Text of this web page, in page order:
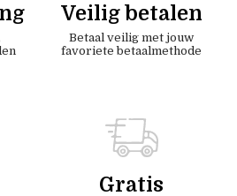
Veilig betalen
Betaal veilig met jouw
favoriete betaalmethode
Gratis